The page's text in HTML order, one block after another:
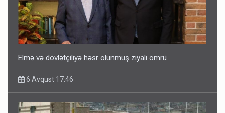
Elmə və dövlətçiliyə həsr olunmuş ziyalı ömrü
6 Avqust 17:46